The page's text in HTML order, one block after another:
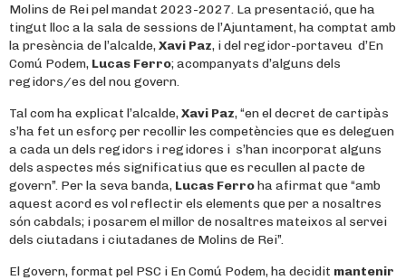
Molins de Rei pel mandat 2023-2027. La presentació, que ha
tingut lloc a la sala de sessions de l’Ajuntament, ha comptat amb
la presència de l’alcalde,Xavi Paz, i del regidor-portaveu d’En
Comú Podem, Lucas Ferro; acompanyats d’alguns dels
regidors/es del nou govern.
Tal com ha explicat l’alcalde,Xavi Paz, “en el decret de cartipàs
s’ha fet un esforç per recollir les competències que es deleguen
a cada un dels regidors i regidores i s’han incorporat alguns
dels aspectes més significatius que es recullen al pacte de
govern”. Per la seva banda, Lucas Ferroha afirmat que “amb
aquest acord es vol reflectir els elements que per a nosaltres
són cabdals; i posarem el millor de nosaltres mateixos al servei
dels ciutadans i ciutadanes de Molins de Rei”.
El govern, format pel PSC i En Comú Podem, ha decidit mantenir